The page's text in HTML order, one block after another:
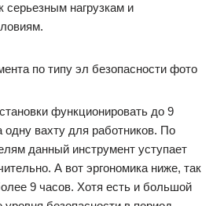
серьезным нагрузкам и
функционировать до 9
одну вахту для работников. По
данный инструмент уступает
А вот эргономика ниже, так
9 часов. Хотя есть и большой